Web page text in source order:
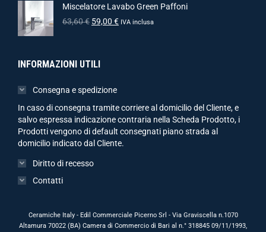
Miscelatore Lavabo Green Paffoni
63,60€ 59,00 € IVA inclusa
INFORMAZIONI UTILI
Consegna e spedizione
In caso di consegna tramite corriere al domicilio del Cliente, e
salvo espressa indicazione contraria nella Scheda Prodotto, i
Prodotti vengono di default consegnati piano strada al
domicilio indicato dal Cliente.
Diritto di recesso
Contatti
Ceramiche Italy - Edil Commerciale Picerno Srl - Via Graviscella n.1070
Altamura 70022 (BA) Camera di Commercio di Bari al n.° 318845 09/11/1993,